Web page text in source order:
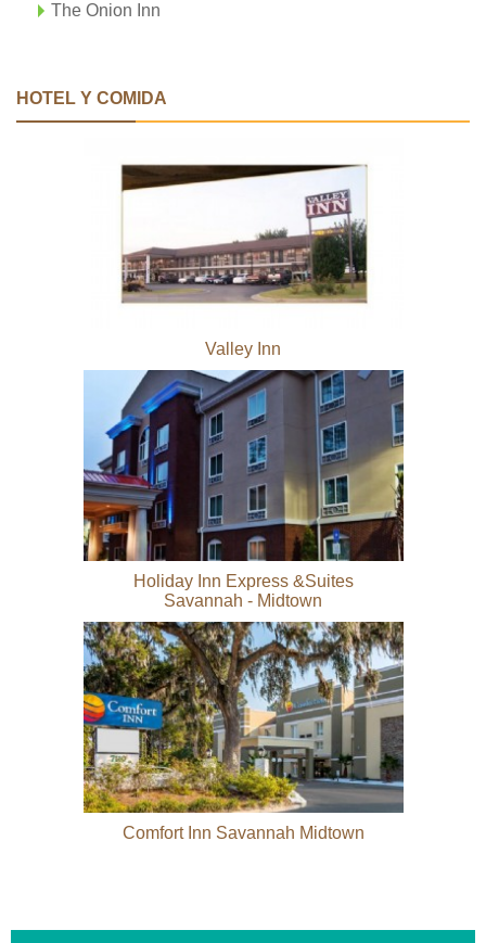
The Onion Inn
HOTEL Y COMIDA
Valley Inn
Holiday Inn Express &Suites
Savannah - Midtown
Comfort Inn Savannah Midtown